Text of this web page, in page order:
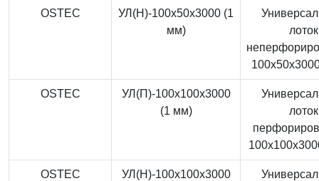
OSTEC
УЛ(Н)-100x50x3000 (1
мм)
лоток
OSTEC
УЛ(П)-100x100x3000
(1 мм)
лоток
OSTEC
УЛ(Н)-100x100x3000